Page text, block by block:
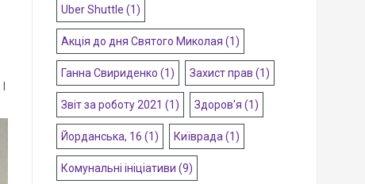
Uber Shuttle (1)
Акція до дня Святого Миколая (1)
Ганна Свириденко (1) Захист прав (1)
Звіт за роботу 2021 (1) Здоров'я (1)
Йорданська, 16 (1) Київрада(1)
Комунальні ініціативи (9)